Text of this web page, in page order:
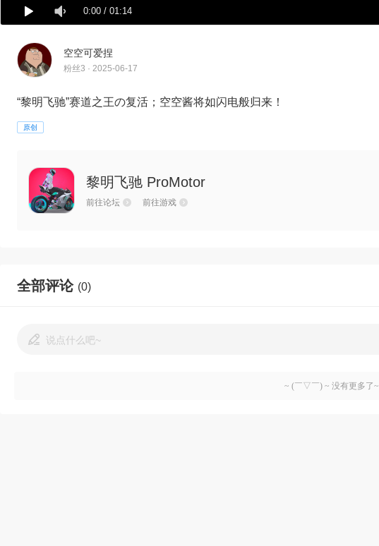
0:00 / 01:14
空空可爱捏
粉丝3 · 2025-06-17
“黎明飞驰”赛道之王の复活；空空酱将如闪电般归来！
原创
黎明飞驰 ProMotor
前往论坛 前往游戏
全部评论 (0)
说点什么吧~
~ (￣▽￣) ~ 没有更多了~